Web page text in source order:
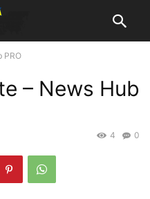
PRO
– News Hub
0
4